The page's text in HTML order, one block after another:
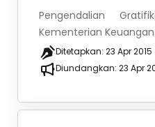
Pengendalian
Kementerian Keuangan.
Ditetapkan: 23 Apr 2015
Diundangkan: 23 Apr